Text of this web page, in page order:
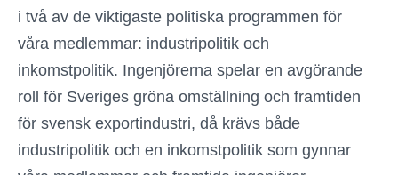
i två av de viktigaste politiska programmen för
våra medlemmar: industripolitik och
inkomstpolitik. Ingenjörerna spelar en avgörande
roll för Sveriges gröna omställning och framtiden
för svensk exportindustri, då krävs både
industripolitik och en inkomstpolitik som gynnar